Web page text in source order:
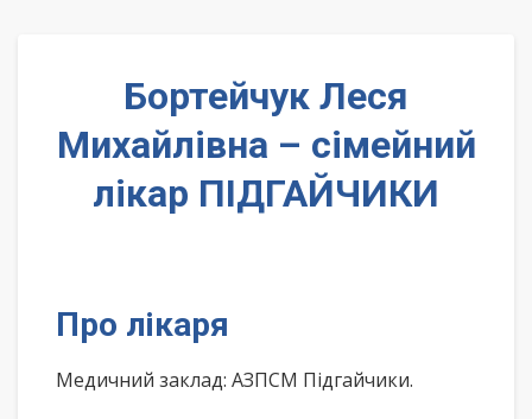
Бортейчук Леся
Михайлівна – сімейний
лікар ПІДГАЙЧИКИ
Про лікаря
Медичний заклад: АЗПСМ Підгайчики.